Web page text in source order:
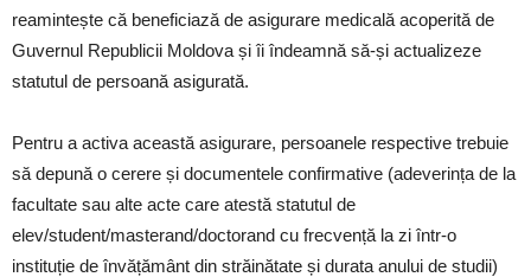
reamintește că beneficiază de asigurare medicală acoperită de
Guvernul Republicii Moldova și îi îndeamnă să-și actualizeze
statutul de persoană asigurată.
Pentru a activa această asigurare, persoanele respective trebuie
să depună o cerere și documentele confirmative (adeverința de la
facultate sau alte acte care atestă statutul de
elev/student/masterand/doctorand cu frecvență la zi într-o
instituție de învățământ din străinătate și durata anului de studii)